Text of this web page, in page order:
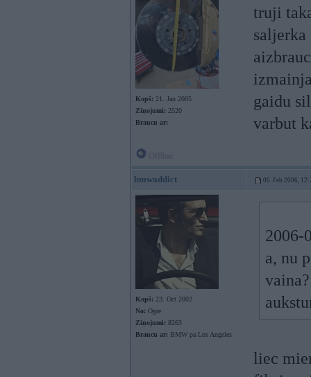
Kopš: 21. Jan 2005
Ziņojumi: 2520
Braucu ar:
truji
saljerka
gaidu
varbut
bmwaddict 06. Feb 2006,
Kopš: 23. Oct 2002
No: Ogre
Ziņojumi: 8263
Braucu ar: BMW pa Los Angeles
2006-
a, nu
liec